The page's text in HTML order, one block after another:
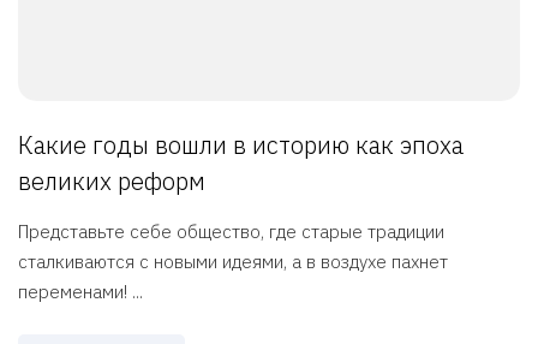
Какие годы вошли в историю как эпоха
великих реформ
Представьте себе общество, где старые традиции
сталкиваются с новыми идеями, а в воздухе пахнет
переменами! ...